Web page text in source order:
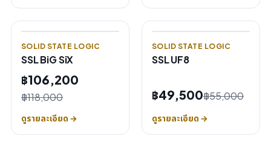
SOLID STATE LOGIC
SSL BiG SiX
฿106,200
฿118,000
ดูรายละเอียด →
SOLID STATE LOGIC
SSL UF8
฿49,500฿55,000
ดูรายละเอียด →